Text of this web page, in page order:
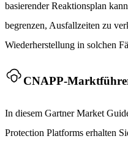
basierender Reaktionsplan
begrenzen, Ausfallzeiten zu
Wiederherstellung in solchen
CNAPP-
In diesem Gartner Market
Protection Platforms erhalten